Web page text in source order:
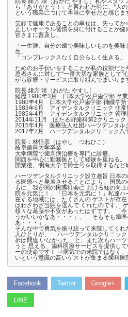
ら「ありがとう！」と言われた時に、“人
という職業につけて本当に幸せだと感じま
笑顔で健康であることの幸せは、失ってか
正しいオーラル習慣を身に付けることが
皆さまに普及し、
「一生涯、自分の歯で美味しいものを美
生」
「コンプレックスなく自分らしく生きる」
ためのお手伝いをすることが私の役割だ
患者さんに対して“一番大切な家族として”
がら診療・サービスに取り組んでまいりま
院長 緒方 靖（おがた やすし）
経歴 1980年3月 日本大学松戸歯学部 卒業
1980年4月 日本大学松戸歯学部 補綴学第
1983年6月 アイデンタルクリニック 非常
1985年4月 アイデンタルクリニック 管理
2014年11月 ほたる野歯科第2クリニック
2015年4月 医療法人社団ハーツデンタル
2017年7月 ハーツデンタルクリニック
院長：林恒彦（はやし つねひこ）
岐阜歯科大学卒業
大学病院で歯周病治療を専門に診療。
関西を中心に勤務医として経験を重ねる。
開業後、明海大学で博士号を取得するなど
ハーツデンタルクリニック設立趣旨 日本
る医療へと発展させることによ り、国民
もに、我が国の国際社会に おける知の向
院を元気に！」「日本を元気に！」私達
在する地域には、たくさんの ゲストが存
はわざわざ当院を選んで くれたのです。
様々な葛藤や不安があったはずです。 「
うがいいかなあ・・・」、 「そもそも歯
あ・・・」、
そんな中で勇気を振り絞って来院してく
人ひとりが、 「ハーツデンタルクリニッ
択は間違 いなかった」と、また次もハー
うと 思える、歯科医療サービスを提供し
ーの使命です！ ⇒病気での来院ではなく
いという意識の高いゲストが集まる歯科医
Facebook Twitter Google+
LINE